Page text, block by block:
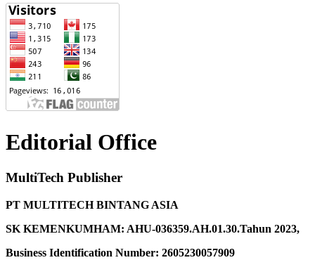
Editorial Office
MultiTech Publisher
PT MULTITECH BINTANG ASIA
SK KEMENKUMHAM: AHU-036359.AH.01.30.Tahun 2023,
Business Identification Number: 2605230057909